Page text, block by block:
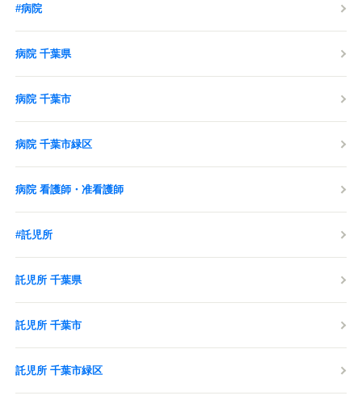
#病院
病院 千葉県
病院 千葉市
病院 千葉市緑区
病院 看護師・准看護師
#託児所
託児所 千葉県
託児所 千葉市
託児所 千葉市緑区